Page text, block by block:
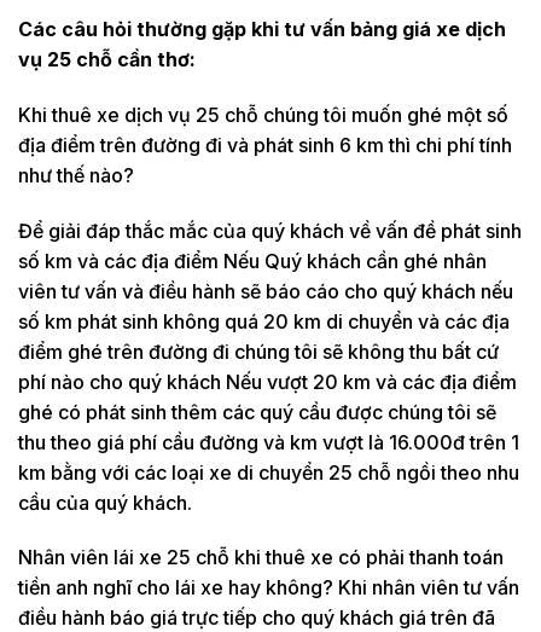
Các câu hỏi thường gặp khi tư vấn bảng giá xe dịch
vụ 25 chỗ cần thơ:
Khi thuê xe dịch vụ 25 chỗ chúng tôi muốn ghé một số
địa điểm trên đường đi và phát sinh 6 km thì chi phí tính
như thế nào?
Để giải đáp thắc mắc của quý khách về vấn đề phát sinh
số km và các địa điểm Nếu Quý khách cần ghé nhân
viên tư vấn và điều hành sẽ báo cáo cho quý khách nếu
số km phát sinh không quá 20 km di chuyển và các địa
điểm ghé trên đường đi chúng tôi sẽ không thu bất cứ
phí nào cho quý khách Nếu vượt 20 km và các địa điểm
ghé có phát sinh thêm các quý cầu được chúng tôi sẽ
thu theo giá phí cầu đường và km vượt là 16.000đ trên 1
km bằng với các loại xe di chuyển 25 chỗ ngồi theo nhu
cầu của quý khách.
Nhân viên lái xe 25 chỗ khi thuê xe có phải thanh toán
tiền anh nghĩ cho lái xe hay không? Khi nhân viên tư vấn
điều hành báo giá trực tiếp cho quý khách giá trên đã